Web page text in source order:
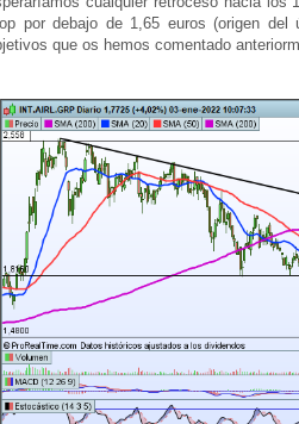
por debajo de 1,65 euros (origen
que os hemos comentado